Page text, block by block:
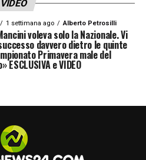
in Europa.
NOSTRE TOP NEWS
VIDEO
1 settimana ago Alberto Petrosilli
voleva solo la Nazionale. Vi
davvero dietro le quinte
Primavera male del
ESCLUSIVA e VIDEO